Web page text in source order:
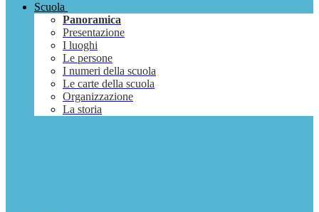
Scuola
Panoramica
Presentazione
I luoghi
Le persone
I numeri della scuola
Le carte della scuola
Organizzazione
La storia